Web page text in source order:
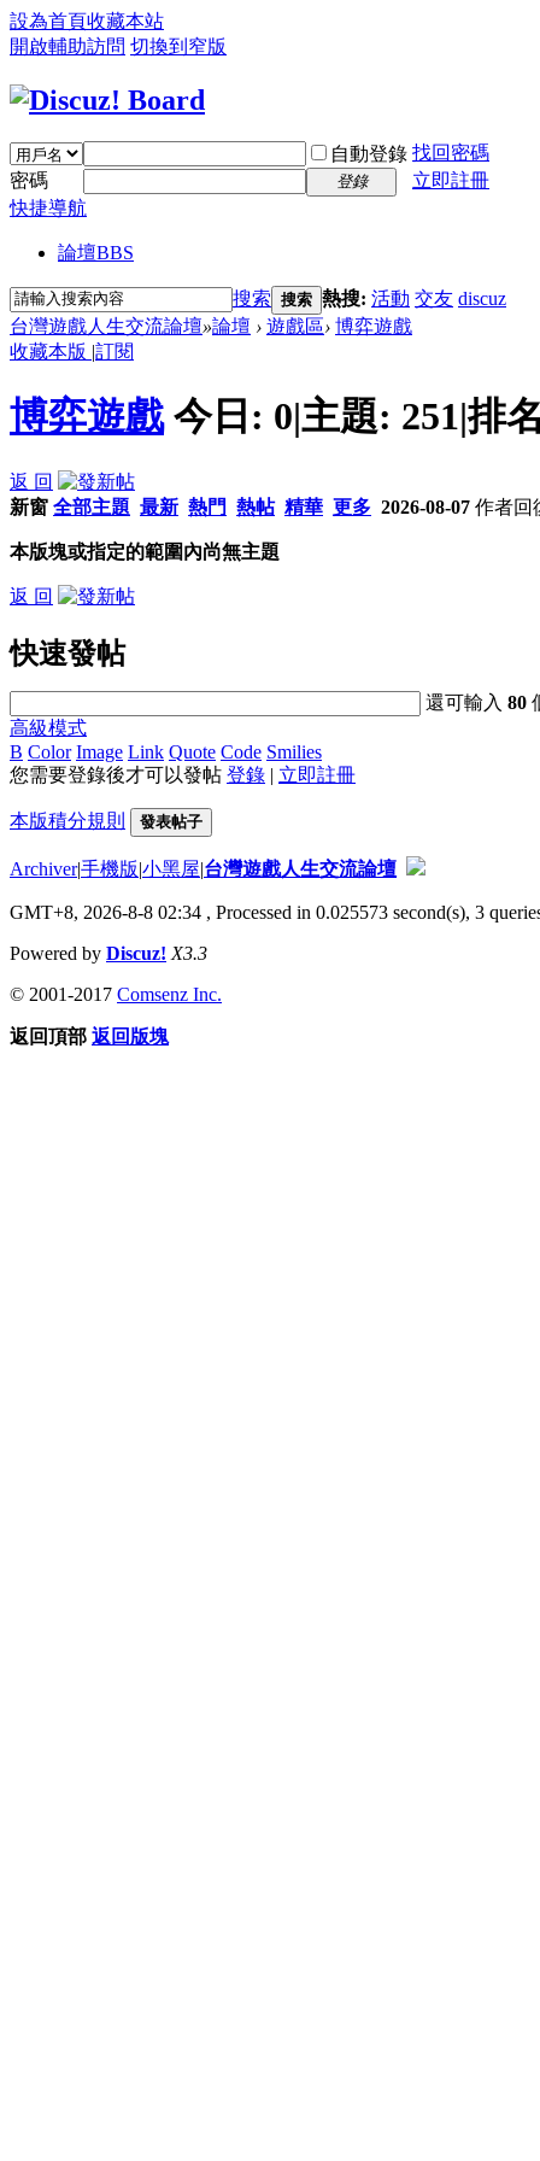
設為首頁收藏本站
開啟輔助訪問 切換到窄版
自動登錄 找回密碼
密碼
登錄
立即註冊
快捷導航
論壇BBS
搜索 搜索 熱搜: 活動 交友 discuz
台灣遊戲人生交流論壇»論壇 › 遊戲區› 博弈遊戲
收藏本版 |訂閱
博弈遊戲 今日: 0|主題: 251|排
返 回
新窗 全部主題 最新 熱門 熱帖 精華 更多 2026-08-07 作者回
本版塊或指定的範圍內尚無主題
返 回
快速發帖
還可輸入80
高級模式
B Color Image Link Quote Code Smilies
您需要登錄後才可以發帖 登錄 | 立即註冊
本版積分規則 發表帖子
Archiver|手機版|小黑屋|台灣遊戲人生交流論壇
GMT+8, 2026-8-8 02:34 , Processed in 0.025573 second(s), 3
Powered by Discuz! X3.3
© 2001-2017 Comsenz Inc.
返回頂部 返回版塊